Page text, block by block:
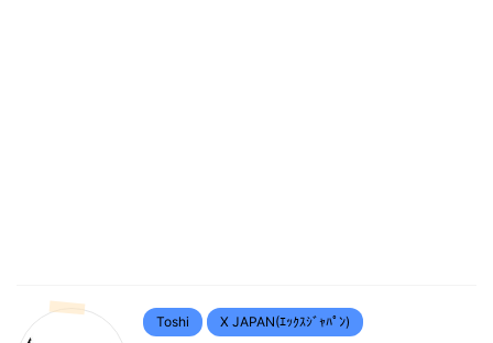
Toshi X JAPAN(ｴｯｸｽｼﾞｬﾊﾟﾝ)